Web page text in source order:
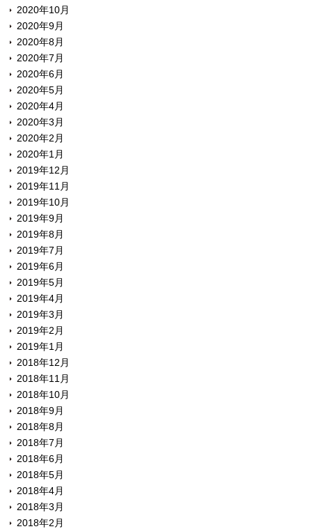
2020年10月
2020年9月
2020年8月
2020年7月
2020年6月
2020年5月
2020年4月
2020年3月
2020年2月
2020年1月
2019年12月
2019年11月
2019年10月
2019年9月
2019年8月
2019年7月
2019年6月
2019年5月
2019年4月
2019年3月
2019年2月
2019年1月
2018年12月
2018年11月
2018年10月
2018年9月
2018年8月
2018年7月
2018年6月
2018年5月
2018年4月
2018年3月
2018年2月